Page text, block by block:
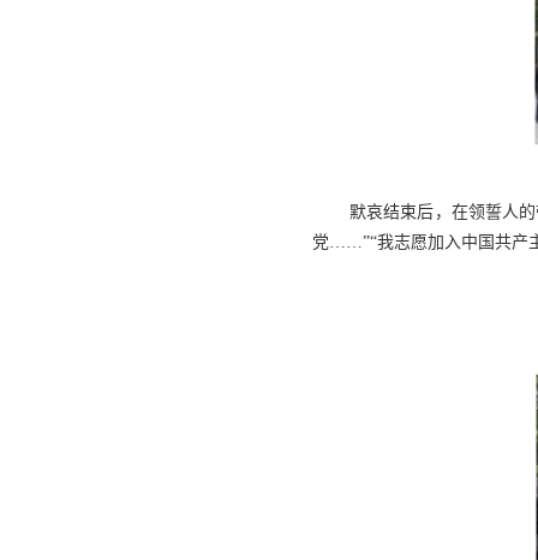
默哀结束后，在领誓人
党……”“我志愿加入中国共产